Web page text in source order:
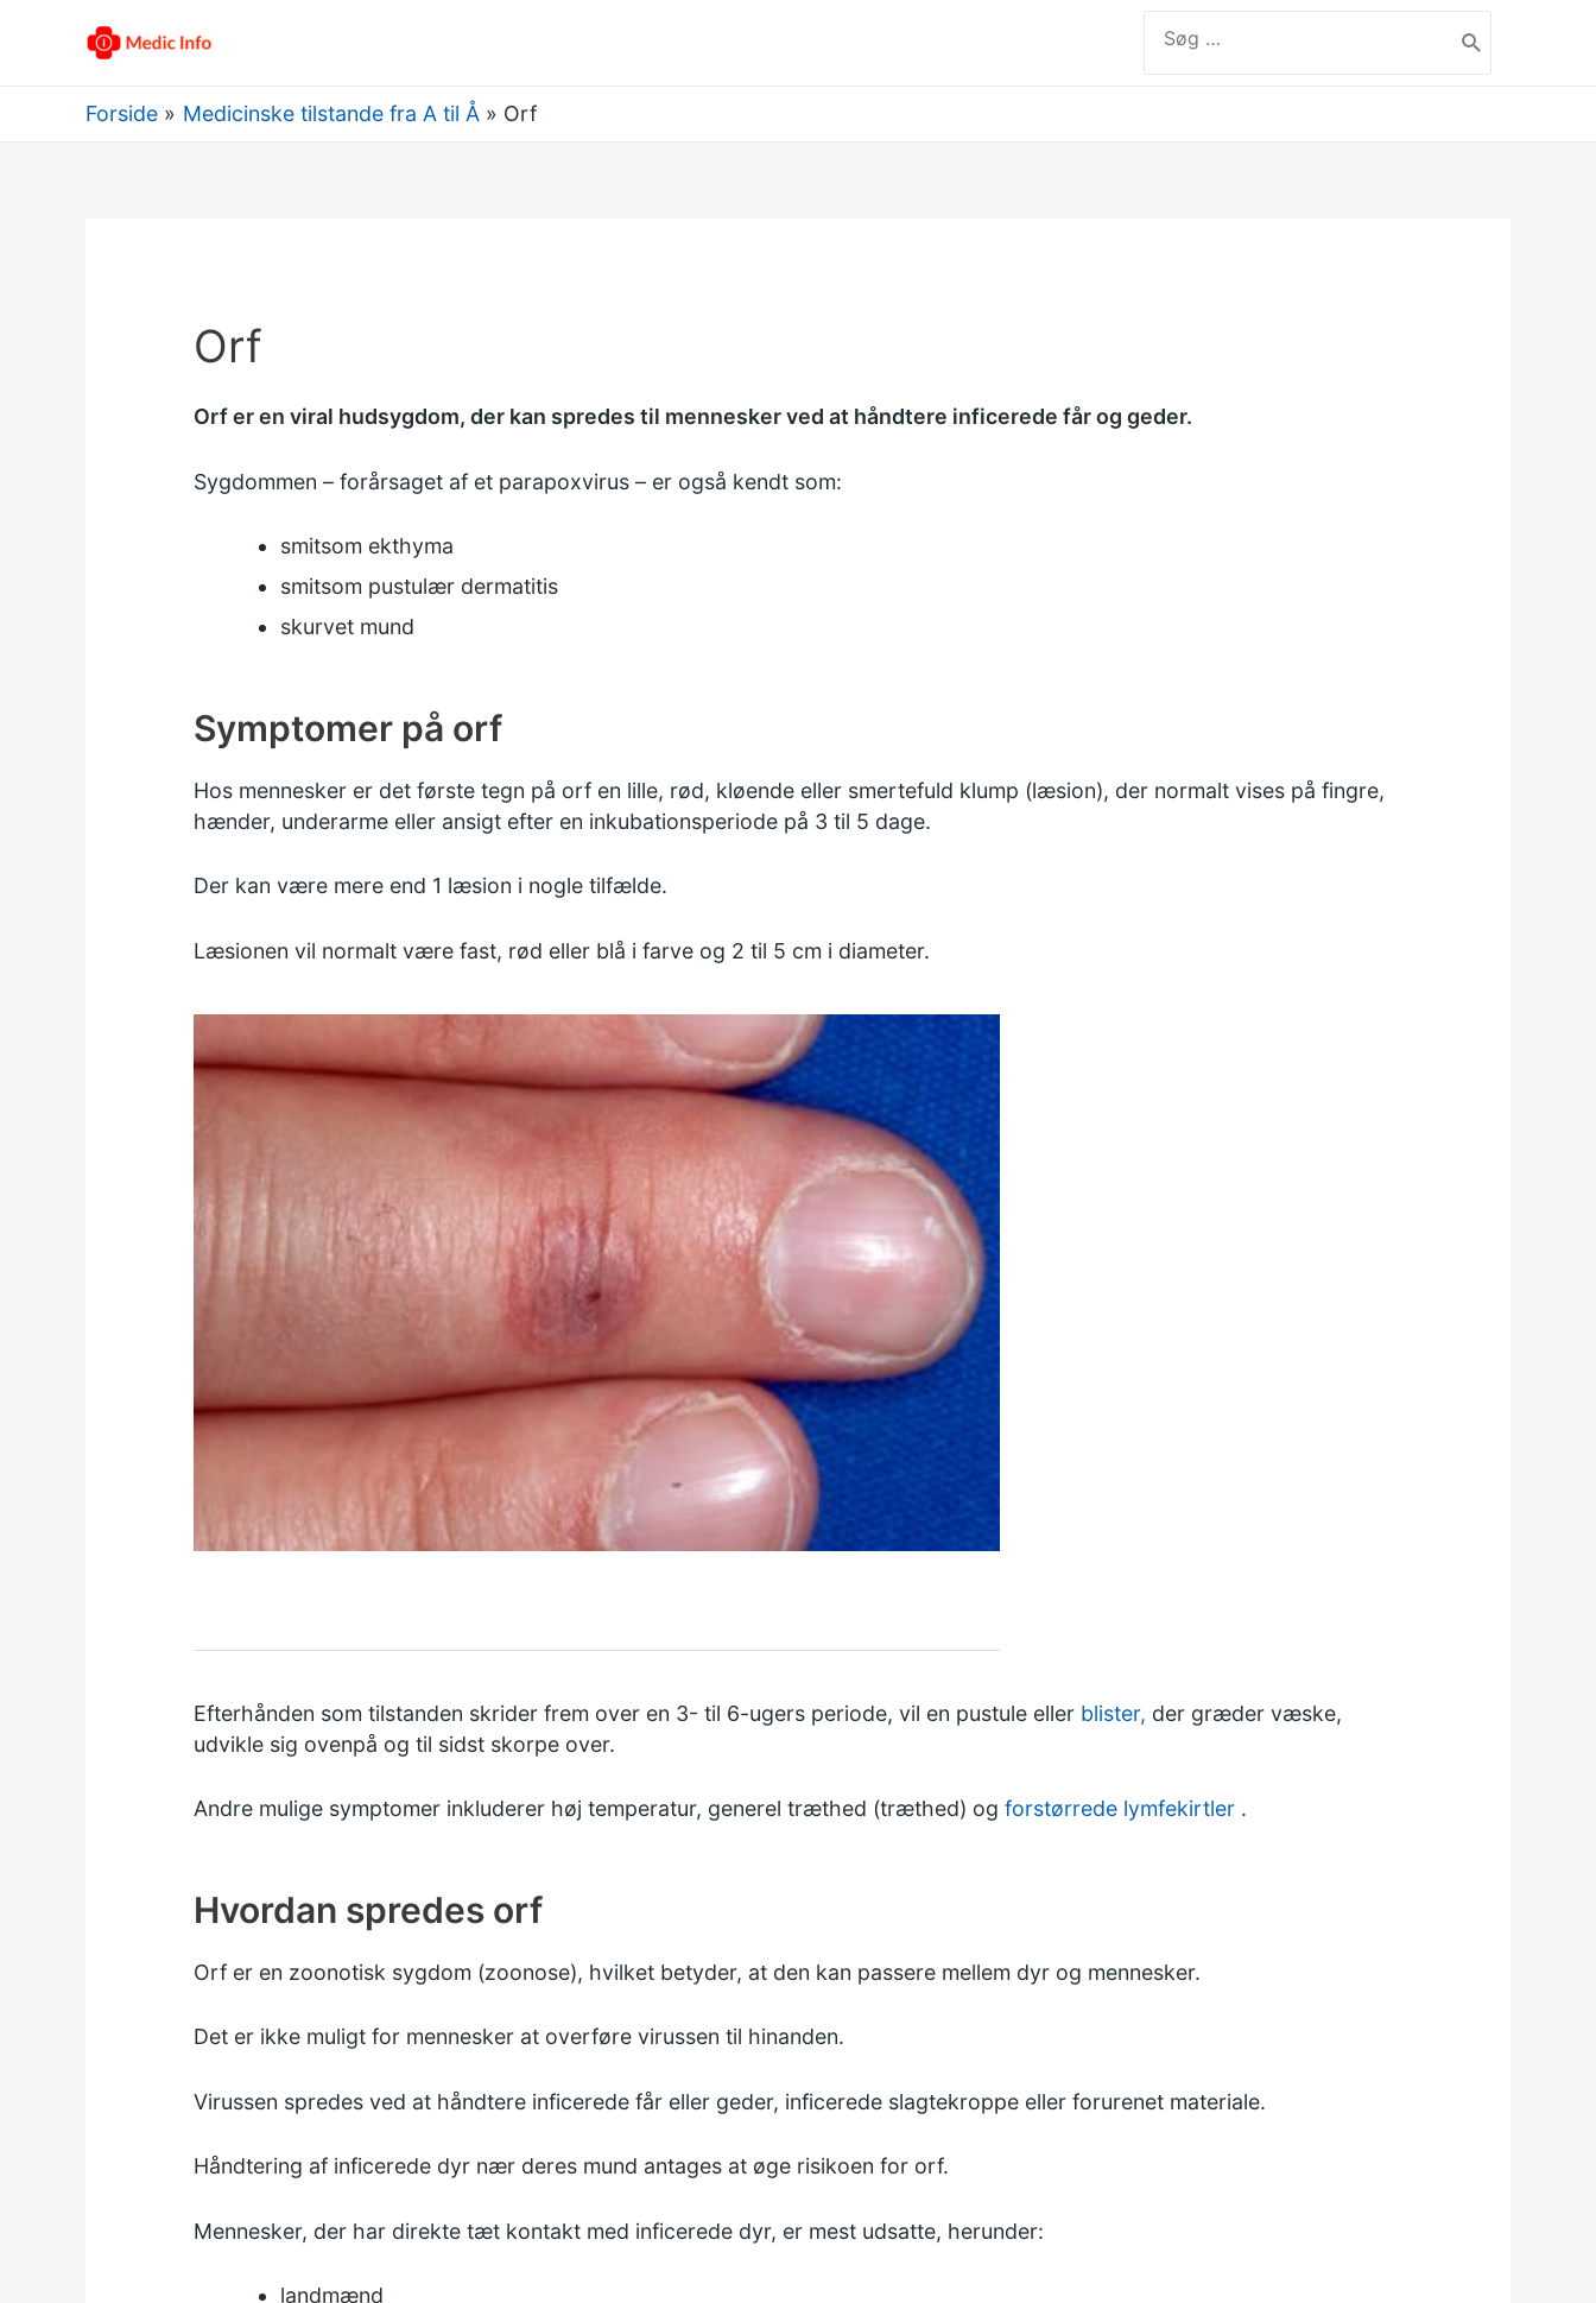
efter:
label
Forside Medicinske tilstande fra A til Å Orf
Orf
Orf er en viral hudsygdom, der kan spredes til mennesker ved at håndtere inficerede får og geder.
Sygdommen – forårsaget af et parapoxvirus – er også kendt som:
smitsom ekthyma
smitsom pustulær dermatitis
skurvet mund
Symptomer på orf
Hos mennesker er det første tegn på orf en lille, rød, kløende eller smertefuld klump (læsion), der normalt vises på fingre,
hænder, underarme eller ansigt efter en inkubationsperiode på 3 til 5 dage.
Der kan være mere end 1 læsion i nogle tilfælde.
Læsionen vil normalt være fast, rød eller blå i farve og 2 til 5 cm i diameter.
Efterhånden som tilstanden skrider frem over en 3- til 6-ugers periode, vil en pustule eller blister, der græder væske,
udvikle sig ovenpå og til sidst skorpe over.
Andre mulige symptomer inkluderer høj temperatur, generel træthed (træthed) og forstørrede lymfekirtler.
Hvordan spredes orf
Orf er en zoonotisk sygdom (zoonose), hvilket betyder, at den kan passere mellem dyr og mennesker.
Det er ikke muligt for mennesker at overføre virussen til hinanden.
Virussen spredes ved at håndtere inficerede får eller geder, inficerede slagtekroppe eller forurenet materiale.
Håndtering af inficerede dyr nær deres mund antages at øge risikoen for orf.
Mennesker, der har direkte tæt kontakt med inficerede dyr, er mest udsatte, herunder:
landmænd